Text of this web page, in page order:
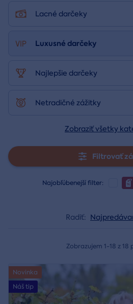
Lacné darčeky
Luxusné darčeky
Najlepšie darčeky
Netradičné zážitky
Zobraziť všetky
Filtrovať
Najobľúbenejší filter:
Radiť:
Zobrazujem 1-18 z 18
Novinka
Náš tip